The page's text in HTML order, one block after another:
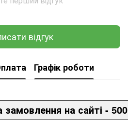
відгук
Графік роботи
замовлення на сайті -